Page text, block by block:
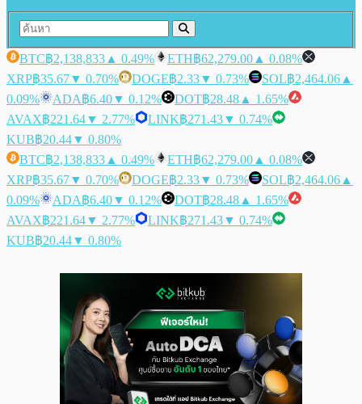
BTC฿2,138,833 ▲ 0.49% ETH฿62,279.00 ▲ 0.08%
XRP฿35.67▼ 0.70% DOGE฿2.33▼ 0.73% SOL฿2,464.06 ▲
0.09%
ADA฿6.40▼ 0.12% DOT฿28.48 ▲ 1.65%
AVAX฿221.64▼ 2.77% LINK฿271.43▼ 0.74%
KUB฿20.44▼ 0.80%
BTC฿2,138,833 ▲ 0.49% ETH฿62,279.00 ▲ 0.08%
XRP฿35.67▼ 0.70% DOGE฿2.33▼ 0.73% SOL฿2,464.06 ▲
0.09%
ADA฿6.40▼ 0.12% DOT฿28.48 ▲ 1.65%
AVAX฿221.64▼ 2.77% LINK฿271.43▼ 0.74%
KUB฿20.44▼ 0.80%